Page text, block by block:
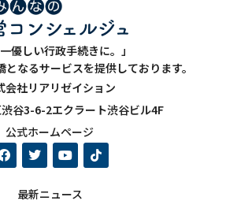
一優しい行政手続きに。」
なるサービスを提供しております。
会社リアリゼイション
谷3-6-2エクラート渋谷ビル4F
公式ホームページ
最新ニュース